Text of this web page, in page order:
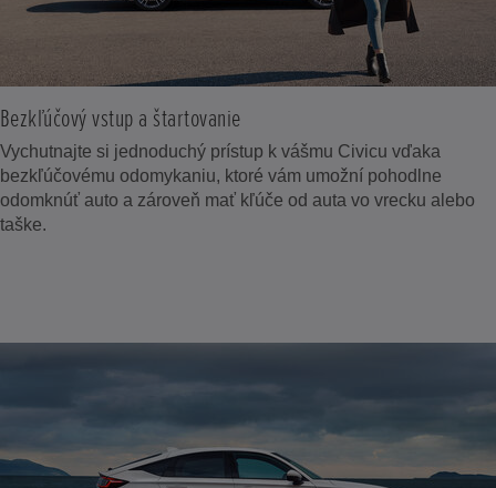
Bezkľúčový vstup a štartovanie
Vychutnajte si jednoduchý prístup k vášmu Civicu vďaka
bezkľúčovému odomykaniu, ktoré vám umožní pohodlne
odomknúť auto a zároveň mať kľúče od auta vo vrecku alebo
taške.